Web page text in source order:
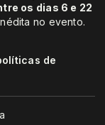
os dias 6 e 22
no evento.
de